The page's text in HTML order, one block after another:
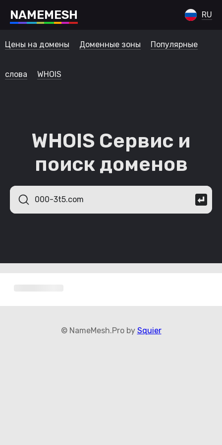
NAMEMESH RU
Цены на домены Доменные зоны Популярные
слова WHOIS
WHOIS Сервис и
поиск доменов
© NameMesh.Pro by Squier